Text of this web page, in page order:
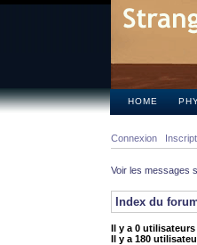
HOME
Connexion
Voir les messages
Index du
Il y a 0
Il y a 180